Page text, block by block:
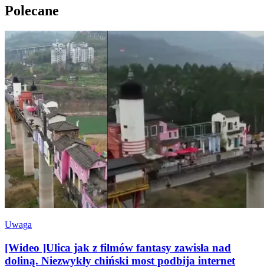
Polecane
Uwaga
[Wideo ]Ulica jak z filmów fantasy zawisła nad
doliną. Niezwykły chiński most podbija internet